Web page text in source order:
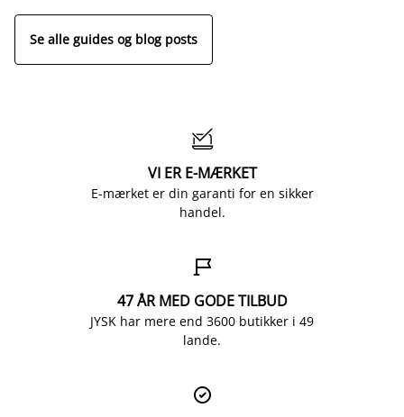
Se alle guides og blog posts

VI ER E-MÆRKET
E-mærket er din garanti for en sikker
handel.

47 ÅR MED GODE TILBUD
JYSK har mere end 3600 butikker i 49
lande.
